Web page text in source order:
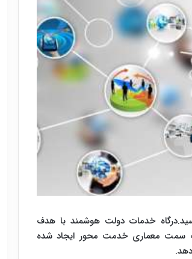
خدمات دولت هوشمند با هدف
به سمت معماری خدمت محور ایجاد شده